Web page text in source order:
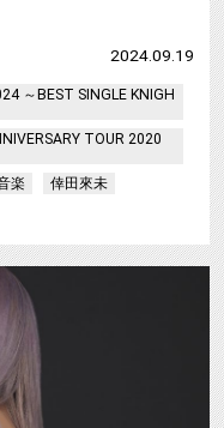
2024.09.19
～BEST SINGLE KNIGH
TOUR 2020
楽
倖田來未